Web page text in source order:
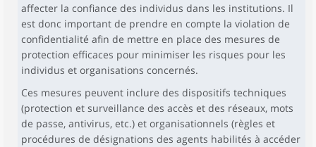
affecter la confiance des individus dans les institutions. Il
est donc important de prendre en compte la violation de
confidentialité afin de mettre en place des mesures de
protection efficaces pour minimiser les risques pour les
individus et organisations concernés.
Ces mesures peuvent inclure des dispositifs techniques
(protection et surveillance des accès et des réseaux, mots
de passe, antivirus, etc.) et organisationnels (règles et
procédures de désignations des agents habilités à accéder